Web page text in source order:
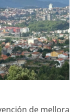
de mellora